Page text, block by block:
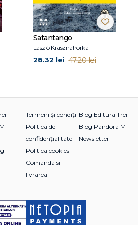
copii.
Satantango
László Krasznahorkai
28.32 lei 47.20 lei
Termeni și condiții
Politica de
confidențialitate
Politica cookies
Comanda si
livrarea
Blog Editura Trei
Blog Pandora M
Newsletter